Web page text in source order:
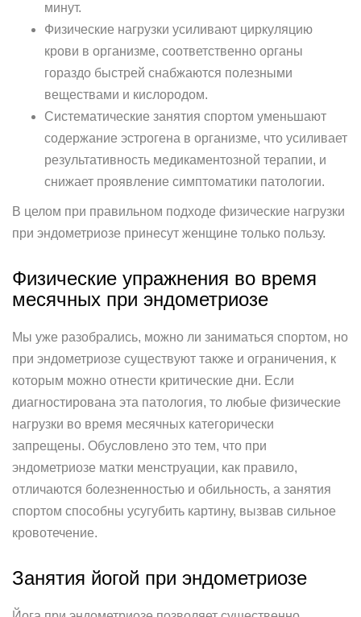
минут.
Физические нагрузки усиливают циркуляцию
крови в организме, соответственно органы
гораздо быстрей снабжаются полезными
веществами и кислородом.
Систематические занятия спортом уменьшают
содержание эстрогена в организме, что усиливает
результативность медикаментозной терапии, и
снижает проявление симптоматики патологии.
В целом при правильном подходе физические нагрузки
при эндометриозе принесут женщине только пользу.
Физические упражнения во время
месячных при эндометриозе
Мы уже разобрались, можно ли заниматься спортом, но
при эндометриозе существуют также и ограничения, к
которым можно отнести критические дни. Если
диагностирована эта патология, то любые физические
нагрузки во время месячных категорически
запрещены. Обусловлено это тем, что при
эндометриозе матки менструации, как правило,
отличаются болезненностью и обильность, а занятия
спортом способны усугубить картину, вызвав сильное
кровотечение.
Занятия йогой при эндометриозе